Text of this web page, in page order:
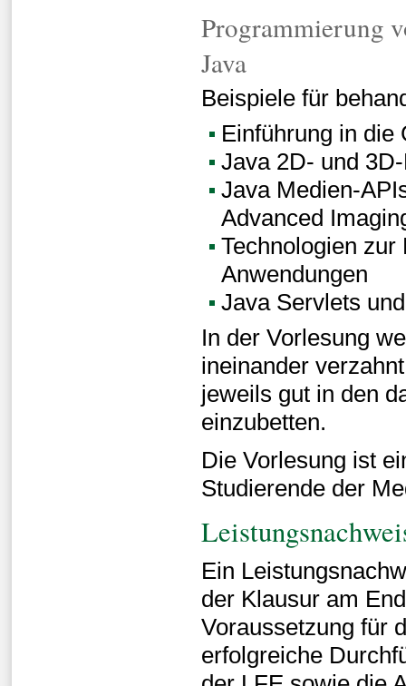
Programmierung
Java
Beispiele für
Einführung in die
Java 2D- und
Java Medien-
Advanced
Technologien
Anwendungen
Java Servlets
In der Vorlesung
ineinander
jeweils gut in den
einzubetten.
Die Vorlesung ist
Studierende der
Ein
der Klausur am
Voraussetzung für
erfolgreiche